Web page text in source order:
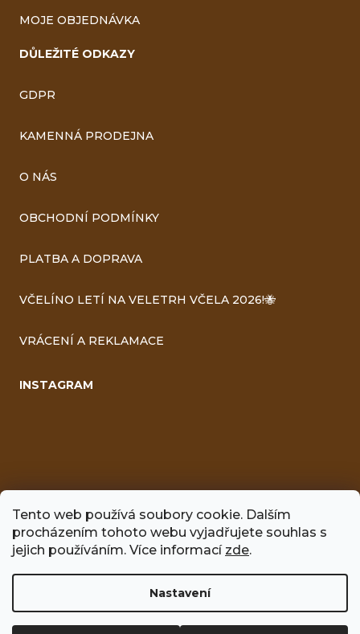
Tento web používá soubory cookie. Dalším
procházením tohoto webu vyjadřujete souhlas s
jejich používáním. Více informací zde.
Nastavení
MOJE OBJEDNÁVKA
DŮLEŽITÉ ODKAZY
GDPR
KAMENNÁ PRODEJNA
O NÁS
OBCHODNÍ PODMÍNKY
PLATBA A DOPRAVA
VČELÍNO LETÍ NA VELETRH VČELA 2026!🐝
VRÁCENÍ A REKLAMACE
INSTAGRAM
FACEBOOK
Vytvořil Shoptet